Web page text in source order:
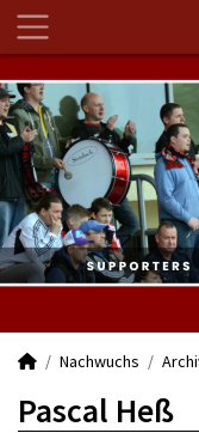
Nachwuchs
Pascal Heß